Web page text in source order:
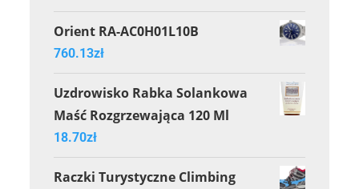
Orient RA-AC0H01L10B
760.13zł
Uzdrowisko Rabka Solankowa
Maść Rozgrzewająca 120 Ml
18.70zł
Raczki Turystyczne Climbing